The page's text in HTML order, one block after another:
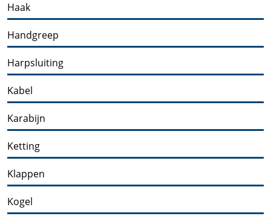
Haak
Handgreep
Harpsluiting
Kabel
Karabijn
Ketting
Klappen
Kogel